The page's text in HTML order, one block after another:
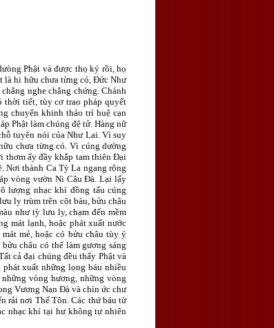
Phật và được thọ ký rồi, họ
là hi hữu chưa từng có, Ðức Như
nghe chẳng chứng. Chánh
thời tiết, tùy cơ trao pháp quyết
chuyển khinh tháo trí huệ cạn
Phật làm chúng đệ tử. Hàng nữ
tuyên nói của Như Lai. Vì suy
chưa từng có. Vì cúng dường
thơm ấy đầy khắp tam thiên Ðại
Nơi thành Ca Tỳ La ngang rộng
vòng vườn Ni Câu Ðà. Lại lấy
lượng nhạc khí đồng tấu cúng
ly trùm trên cột báu, bửu châu
như tỳ lưu ly, chạm đến mềm
mát lạnh, hoặc phát xuất nước
mẻ, hoặc có bửu châu tùy ý
châu có thể làm gương sáng
cả đại chúng đều thấy Phật và
xuất những lọng báu nhiều
vòng hương, những vòng
Vương Nan Ðà và chín ức chư
rải nơi Thế Tôn. Các thứ báu từ
nhạc khí tại hư không tự nhiên